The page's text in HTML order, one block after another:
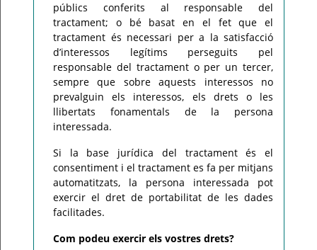
públics conferits al responsable del
tractament; o bé basat en el fet que el
tractament és necessari per a la satisfacció
d’interessos legítims perseguits pel
responsable del tractament o per un tercer,
sempre que sobre aquests interessos no
prevalguin els interessos, els drets o les
llibertats fonamentals de la persona
interessada.
Si la base jurídica del tractament és el
consentiment i el tractament es fa per mitjans
automatitzats, la persona interessada pot
exercir el dret de portabilitat de les dades
facilitades.
Com podeu exercir els vostres drets?